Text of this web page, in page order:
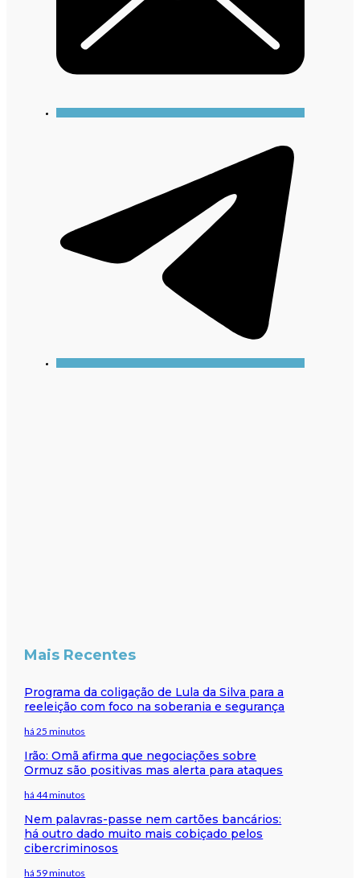
Mais Recentes
Programa da coligação de Lula da Silva para a
reeleição com foco na soberania e segurança
há 25 minutos
Irão: Omã afirma que negociações sobre
Ormuz são positivas mas alerta para ataques
há 44 minutos
Nem palavras-passe nem cartões bancários:
há outro dado muito mais cobiçado pelos
cibercriminosos
há 59 minutos